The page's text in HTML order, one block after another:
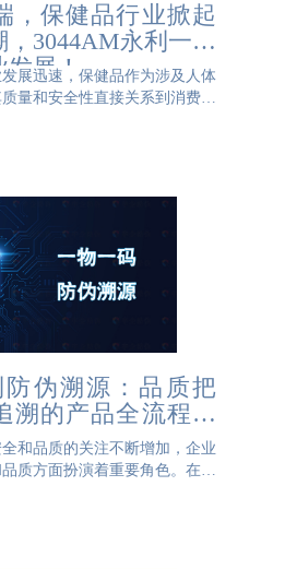
，保健品行业掀起
，3044AM永利一物
发展！
展迅速，保健品作为涉及人体
量和安全性直接关系到消费者
前市场上存在着众多假冒伪劣
来了诸多风险。消费者很难辨
防伪溯源：品质把
溯的产品全流程管
和品质的关注不断增加，企业
质方面扮演着重要角色。在这
利防伪凭借其智慧溯源技术为
信息化管控的解决方案，使得